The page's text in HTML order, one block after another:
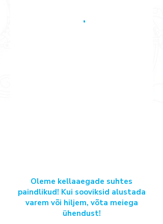
Oleme kellaaegade suhtes
paindlikud! Kui sooviksid alustada
varem või hiljem, võta meiega
ühendust!